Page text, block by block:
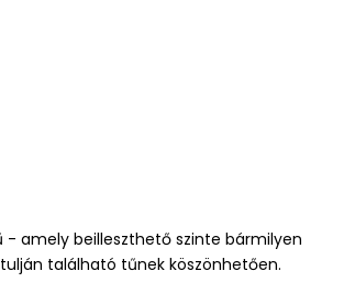
- amely beilleszthető szinte bármilyen
található tűnek köszönhetően.